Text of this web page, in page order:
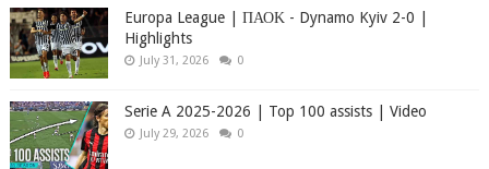
Europa League | ΠΑΟΚ - Dynamo Kyiv 2-0 |
Highlights
July 31, 2026 0
Serie A 2025-2026 | Top 100 assists | Video
July 29, 2026 0